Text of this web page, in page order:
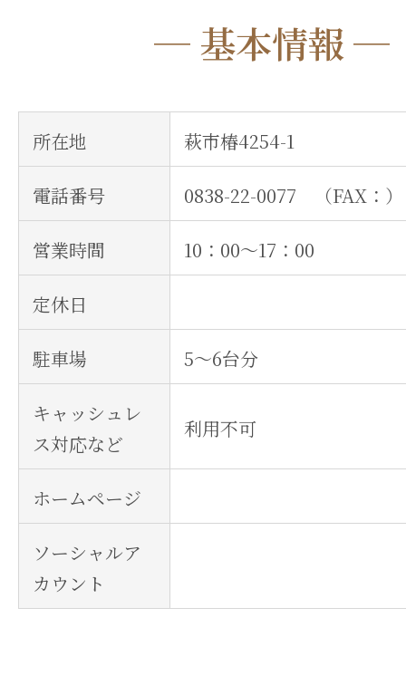
─ 基本情報 ─
所在地 萩市椿4254-1
電話番号 0838-22-0077 （FAX：）
営業時間 10：00～17：00
定休日
駐車場 5～6台分
キャッシュレ
ス対応など
利用不可
ホームページ
ソーシャルア
カウント